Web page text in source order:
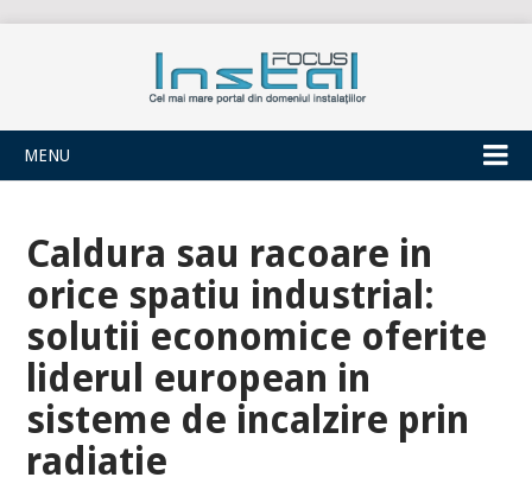
INSTALFOCUS
MENU
Caldura sau racoare in
orice spatiu industrial:
solutii economice oferite
liderul european in
sisteme de incalzire prin
radiatie